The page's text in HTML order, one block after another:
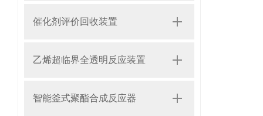
催化剂评价回收装置
乙烯超临界全透明反应装置
智能釜式聚酯合成反应器